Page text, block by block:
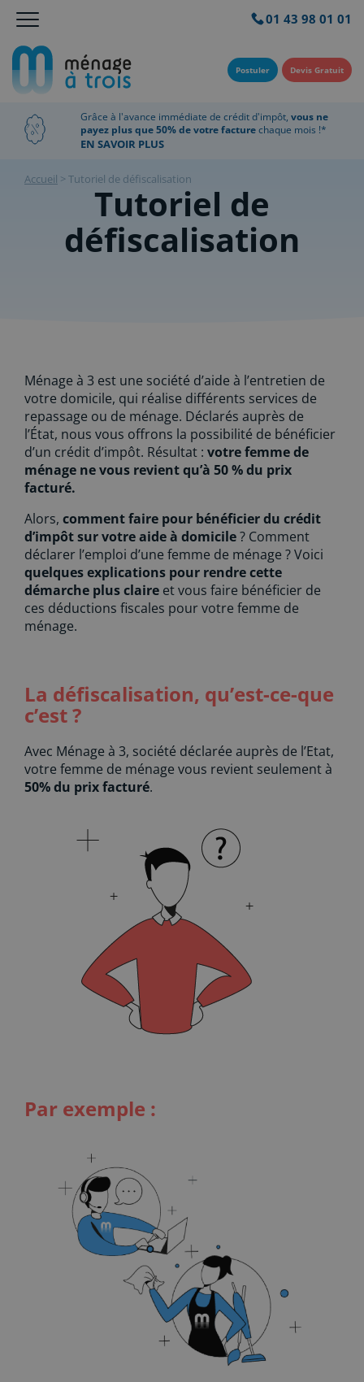
01 43 98 01 01
Postuler Devis Gratuit
Grâce à l'avance immédiate de crédit d'impôt, vous ne
payez plus que 50% de votre facturechaque mois !*
EN SAVOIR PLUS
Accueil > Tutoriel de défiscalisation
Tutoriel de
défiscalisation
Ménage à 3 est une société d’aide à l’entretien de
votre domicile, qui réalise différents services de
repassage ou de ménage. Déclarés auprès de
l’État, nous vous offrons la possibilité de bénéficier
d’un crédit d’impôt. Résultat : votre femme de
ménage ne vous revient qu’à 50 % du prix
facturé.
Alors, comment faire pour bénéficier du crédit
d’impôt sur votre aide à domicile? Comment
déclarer l’emploi d’une femme de ménage ? Voici
quelques explications pour rendre cette
démarche plus claire et vous faire bénéficier de
ces déductions fiscales pour votre femme de
ménage.
La défiscalisation, qu’est-ce-que
c’est ?
Avec Ménage à 3, société déclarée auprès de l’Etat,
votre femme de ménage vous revient seulement à
50% du prix facturé.
Par exemple :